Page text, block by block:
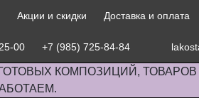
Акции и скидки Доставка и оплата
00 +7 (985) 725-84-84
КОМПОЗИЦИЙ,